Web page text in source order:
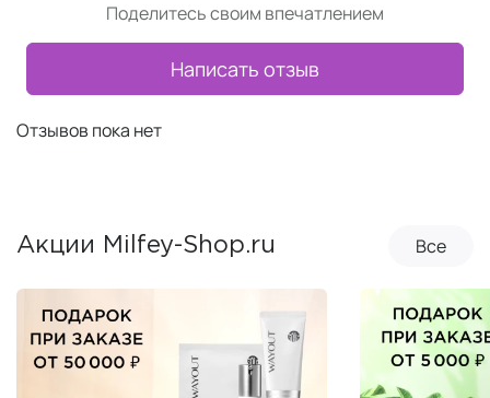
Поделитесь своим впечатлением
Написать отзыв
Отзывов пока нет
Акции Milfey-Shop.ru Все